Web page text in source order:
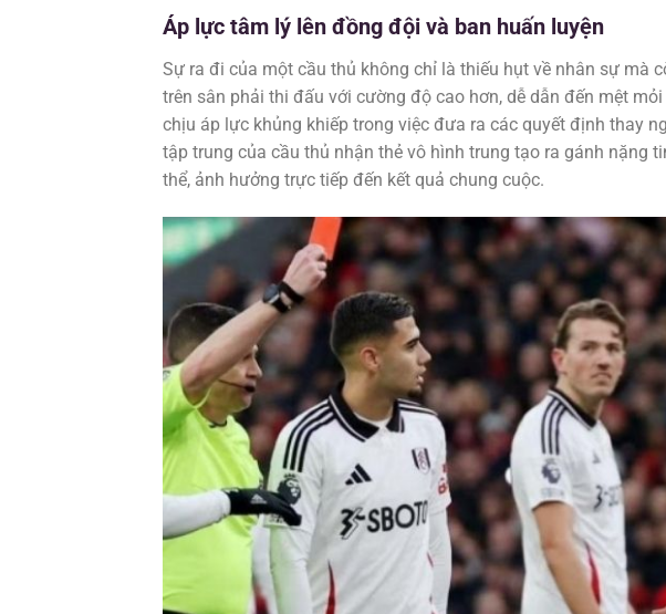
Áp lực tâm lý lên đồng đội và ban huấn luyện
Sự ra đi của một cầu thủ không chỉ là thiếu hụt về nhân sự mà
trên sân phải thi đấu với cường độ cao hơn, dễ dẫn đến mệt
chịu áp lực khủng khiếp trong việc đưa ra các quyết định thay
tập trung của cầu thủ nhận thẻ vô hình trung tạo ra gánh nặng
thể, ảnh hưởng trực tiếp đến kết quả chung cuộc.